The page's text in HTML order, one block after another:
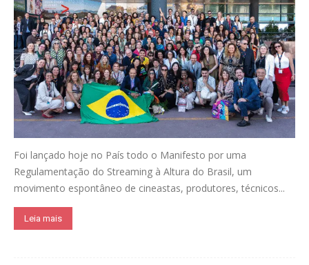
Foi lançado hoje no País todo o Manifesto por uma
Regulamentação do Streaming à Altura do Brasil, um
movimento espontâneo de cineastas, produtores, técnicos...
Leia mais